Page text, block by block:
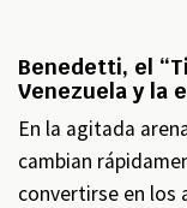
Benedetti, el
Venezuela y la
En la agitada
cambian
convertirse en los